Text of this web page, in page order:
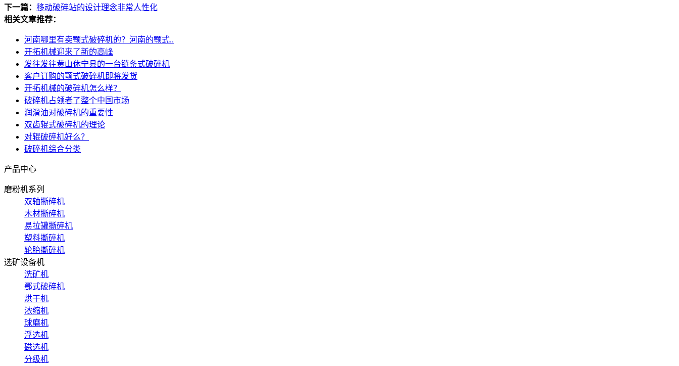
下一篇： 移动破碎站的设计理念非常人性化
相关文章推荐：
河南哪里有卖颚式破碎机的？河南的颚式..
开拓机械迎来了新的高峰
发往发往黄山休宁县的一台链条式破碎机
客户订购的颚式破碎机即将发货
开拓机械的破碎机怎么样？
破碎机占领者了整个中国市场
润滑油对破碎机的重要性
双齿辊式破碎机的理论
对辊破碎机好么？
破碎机综合分类
产品中心
磨粉机系列
双轴撕碎机
木材撕碎机
易拉罐撕碎机
塑料撕碎机
轮胎撕碎机
选矿设备机
洗矿机
鄂式破碎机
烘干机
浓缩机
球磨机
浮选机
磁选机
分级机